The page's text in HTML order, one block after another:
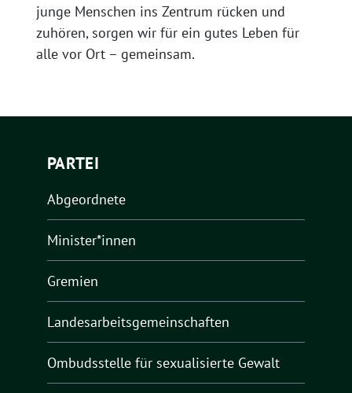
junge Menschen ins Zentrum rücken und
zuhören, sorgen wir für ein gutes Leben für
alle vor Ort – gemeinsam.
PARTEI
Abgeordnete
Minister*innen
Gremien
Landesarbeitsgemeinschaften
Ombudsstelle für sexualisierte Gewalt